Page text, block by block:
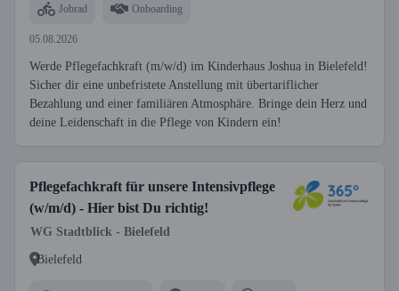
Jobrad Onboarding
05.08.2026
Werde Pflegefachkraft (m/w/d) im Kinderhaus Joshua in Bielefeld!
Sicher dir eine unbefristete Anstellung mit übertariflicher
Bezahlung und einer familiären Atmosphäre. Bringe dein Herz und
deine Leidenschaft in die Pflege von Kindern ein!
Pflegefachkraft für unsere Intensivpflege
(w/m/d) - Hier bist Du richtig!
WG Stadtblick - Bielefeld
Bielefeld